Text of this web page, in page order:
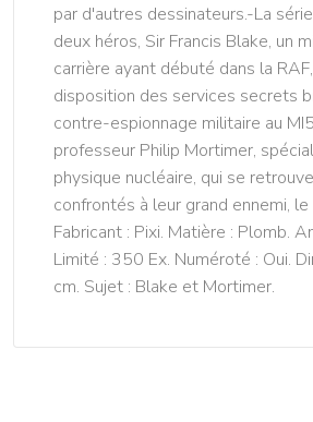
par d'autres dessinateurs.-La
deux héros, Sir Francis Blake, un
carrière ayant débuté dans la
disposition des services secrets
contre-espionnage militaire au
professeur Philip Mortimer,
physique nucléaire, qui se
confrontés à leur grand ennemi,
Fabricant : Pixi. Matière : Plomb.
Limité : 350 Ex. Numéroté : Oui.
cm. Sujet : Blake et Mortimer.